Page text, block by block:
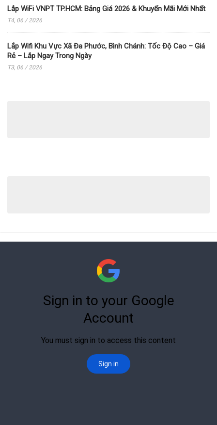
Lắp WiFi VNPT TP.HCM: Bảng Giá 2026 & Khuyến Mãi Mới Nhất
T4, 06 / 2026
Lắp Wifi Khu Vực Xã Đa Phước, Bình Chánh: Tốc Độ Cao – Giá
Rẻ – Lắp Ngay Trong Ngày
T3, 06 / 2026